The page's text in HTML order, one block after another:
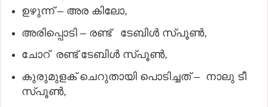
ഉഴുന്ന് – അര കിലോ,
അരിപ്പൊടി – രണ്ട് ടേബിൾ സ്പൂൺ,
ചോറ് രണ്ട് ടേബിള്‍ സ്പൂണ്‍,
കുരുമുളക് ചെറുതായി പൊടിച്ചത് – നാലു ടീ
സ്പൂൺ,